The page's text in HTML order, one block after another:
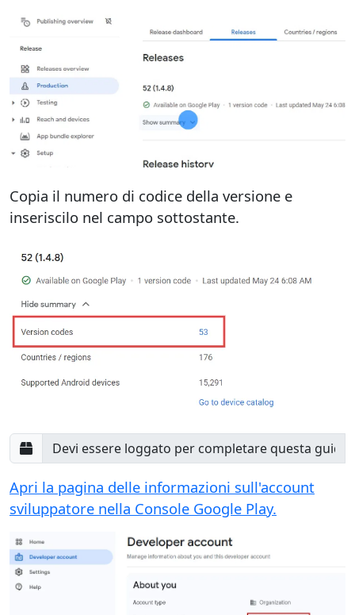
Copia il numero di codice della versione e
inseriscilo nel campo sottostante.
Apri la pagina delle informazioni sull'account
sviluppatore nella Console Google Play.